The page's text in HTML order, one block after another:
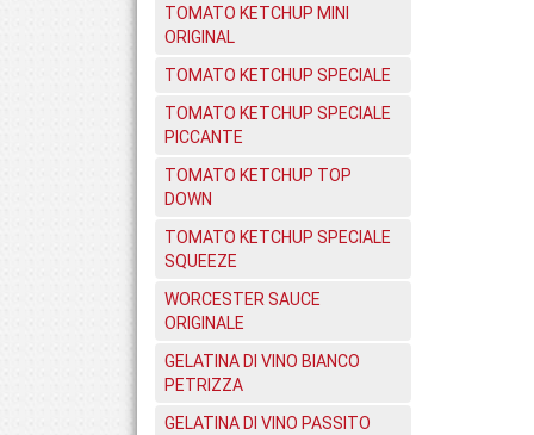
TOMATO KETCHUP MINI
ORIGINAL
TOMATO KETCHUP SPECIALE
TOMATO KETCHUP SPECIALE
PICCANTE
TOMATO KETCHUP TOP
DOWN
TOMATO KETCHUP SPECIALE
SQUEEZE
WORCESTER SAUCE
ORIGINALE
GELATINA DI VINO BIANCO
PETRIZZA
GELATINA DI VINO PASSITO